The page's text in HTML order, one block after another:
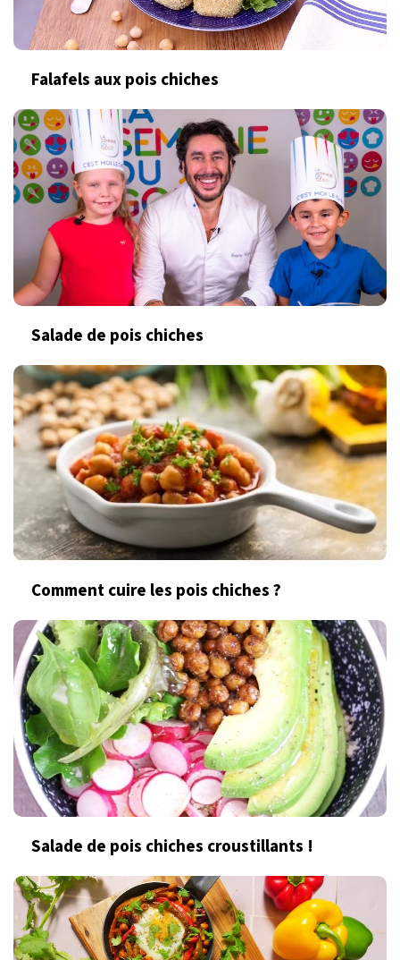
Falafels aux pois chiches
Salade de pois chiches
Comment cuire les pois chiches ?
Salade de pois chiches croustillants !